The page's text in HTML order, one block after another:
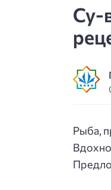
Су-
Рыба,